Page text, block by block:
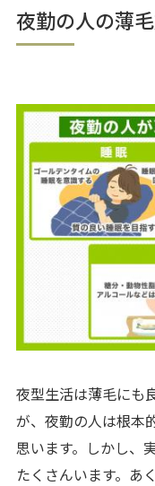
夜勤の人の薄
夜型生活は薄毛にも
が、夜勤の人は根本
思います。しかし、
たくさんいます。あ